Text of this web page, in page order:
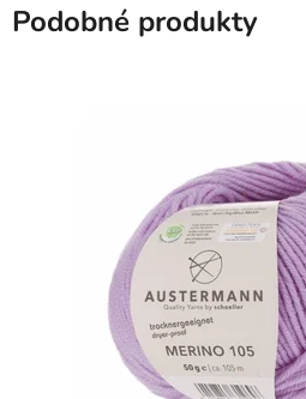
Podobné produkty